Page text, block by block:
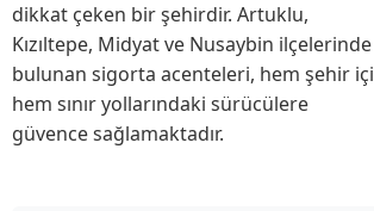
dikkat çeken bir şehirdir. Artuklu,
Kızıltepe, Midyat ve Nusaybin ilçelerinde
bulunan sigorta acenteleri, hem şehir içi
hem sınır yollarındaki sürücülere
güvence sağlamaktadır.